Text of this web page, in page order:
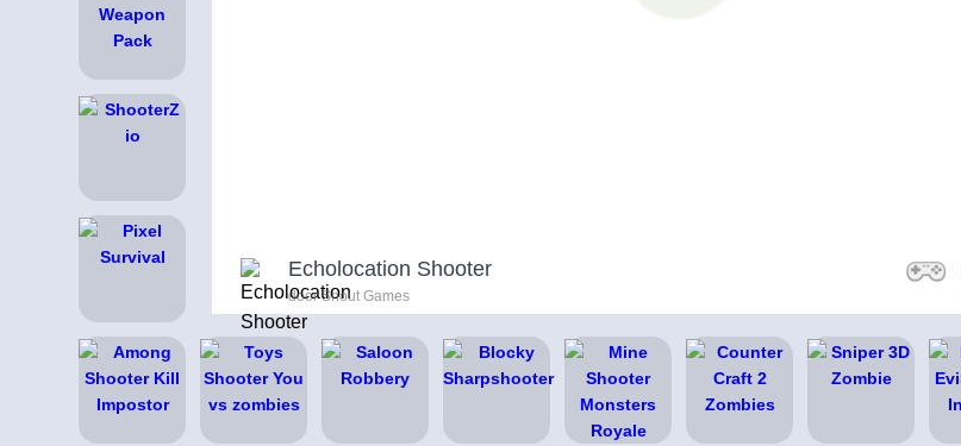
Echolocation Shooter
door Shout Games